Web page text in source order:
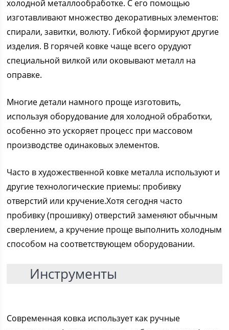
холодной металлообработке. С его помощью
изготавливают множество декоративных элементов:
спирали, завитки, волюту. Гибкой формируют другие
изделия. В горячей ковке чаще всего орудуют
специальной вилкой или оковывают металл на
оправке.
Многие детали намного проще изготовить,
используя оборудование для холодной обработки,
особенно это ускоряет процесс при массовом
производстве одинаковых элементов.
Часто в художественной ковке металла используют и
другие технологические приемы: пробивку
отверстий или кручение.Хотя сегодня часто
пробивку (прошивку) отверстий заменяют обычным
сверлением, а кручение проще выполнить холодным
способом на соответствующем оборудовании.
Инструменты
Современная ковка использует как ручные